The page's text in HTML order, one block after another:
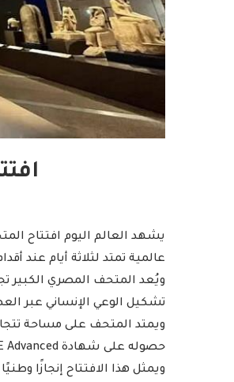
يشهد العالم اليوم افتتاح
عالمية تمتد لثلاثة أيام عند
ويُعد المتحف المصري الكبير
تشكيل الوعي الإنساني عبر
ويمتد المتحف على مساحة
حصوله على شهادة EDGE Advanced للمباني الخضراء.
ويمثل هذا الافتتاح إنجازًا